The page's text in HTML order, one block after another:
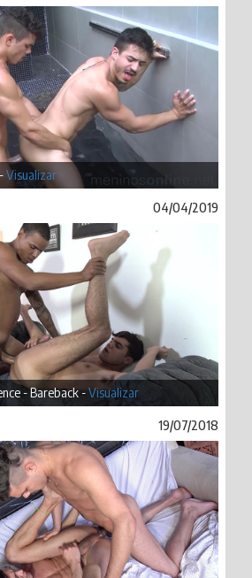
Visualizar
04/04/2019
- Bareback -Visualizar
19/07/2018